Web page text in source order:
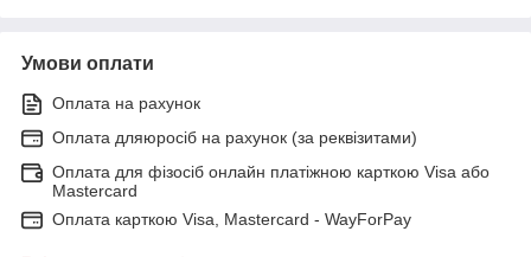
Умови оплати
Оплата на рахунок
Оплата дляюросіб на рахунок (за реквізитами)
Оплата для фізосіб онлайн платіжною карткою Visa або
Mastercard
Оплата карткою Visa, Mastercard - WayForPay